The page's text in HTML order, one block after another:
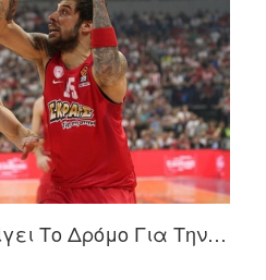
Το Δρόμο Για Την…